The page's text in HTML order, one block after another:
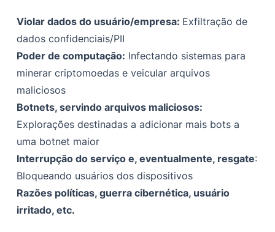
Violar dados do usuário/empresa: Exfiltração de
dados confidenciais/PII
Poder de computação: Infectando sistemas para
minerar criptomoedas e veicular arquivos
maliciosos
Botnets, servindo arquivos maliciosos:
Explorações destinadas a adicionar mais bots a
uma botnet maior
Interrupção do serviço e, eventualmente, resgate:
Bloqueando usuários dos dispositivos
Razões políticas, guerra cibernética, usuário
irritado, etc.